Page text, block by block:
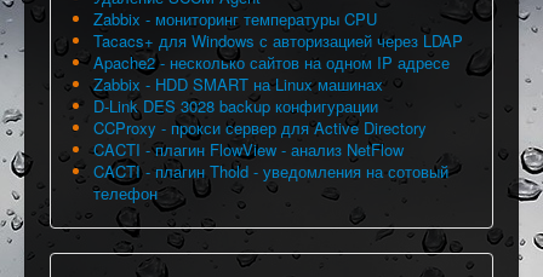
Zabbix - мониторинг температуры CPU
Tacacs+ для Windows с авторизацией через LDAP
Apache2 - несколько сайтов на одном IP адресе
Zabbix - HDD SMART на Linux машинах
D-Link DES 3028 backup конфигурации
CCProxy - прокси сервер для Active Directory
CACTI - плагин FlowView - анализ NetFlow
CACTI - плагин Thold - уведомления на сотовый
телефон